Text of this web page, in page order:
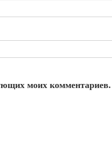
моих комментариев.